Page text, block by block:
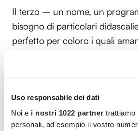
Uso responsabile dei dati
Noi e i nostri 1022 partner trattiamo
personali, ad esempio il vostro
Il terzo – un nome, un
bisogno di particolari
perfetto per coloro i quali
Vuoi commentare
alla community e